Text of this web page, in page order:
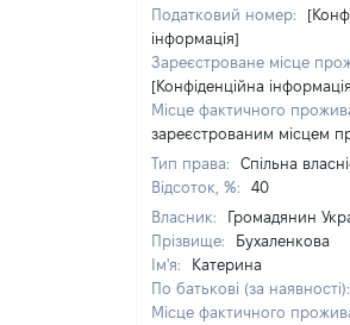
Податковий номер:
інформація]
Зареєстроване місце
[Конфіденційна
Місце фактичного
зареєстрованим місцем
Тип права:
Спільна
Відсоток, %:
40
Власник:
Громадянин
Прізвище:
Бухаленкова
Ім'я:
Катерина
По батькові (за наявності):
Місце фактичного